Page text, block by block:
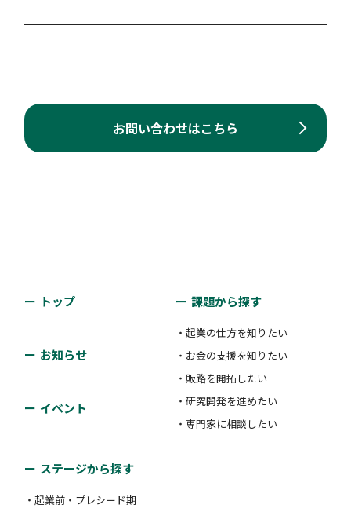
お問い合わせはこちら
トップ
お知らせ
イベント
課題から探す
・起業の仕方を知りたい
・お金の支援を知りたい
・販路を開拓したい
・研究開発を進めたい
・専門家に相談したい
ステージから探す
・起業前・プレシード期